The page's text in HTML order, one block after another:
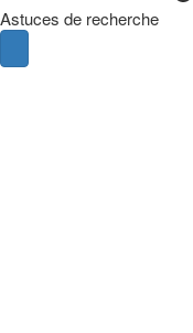
Astuces de recherche